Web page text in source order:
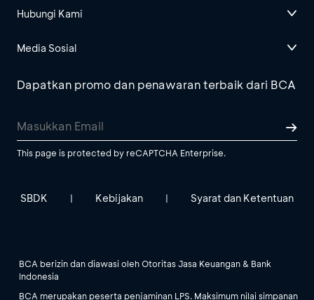
Hubungi Kami
Media Sosial
Dapatkan promo dan penawaran terbaik dari BCA
This page is protected by reCAPTCHA Enterprise.
SBDK | Kebijakan | Syarat dan Ketentuan
BCA berizin dan diawasi oleh Otoritas Jasa Keuangan & Bank
Indonesia
BCA merupakan peserta penjaminan LPS. Maksimum nilai simpanan